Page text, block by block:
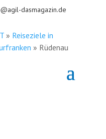
dasmagazin.de
» Reiseziele in
» Rüdenau